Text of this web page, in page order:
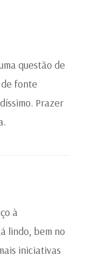
questão de
fonte
Prazer
à
lindo, bem no
iniciativas